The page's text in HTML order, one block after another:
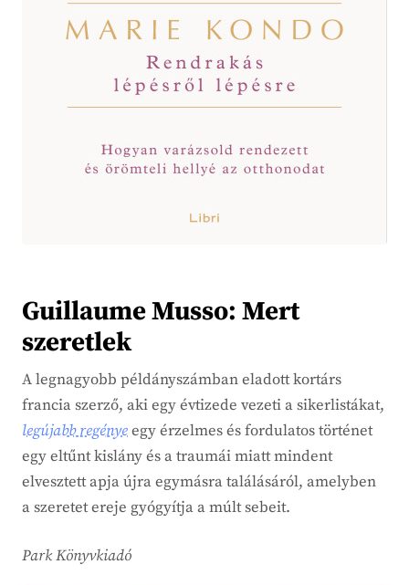
Guillaume Musso: Mert
szeretlek
A legnagyobb példányszámban eladott kortárs
francia szerző, aki egy évtizede vezeti a sikerlistákat,
legújabb regényeegy érzelmes és fordulatos történet
egy eltűnt kislány és a traumái miatt mindent
elvesztett apja újra egymásra találásáról, amelyben
a szeretet ereje gyógyítja a múlt sebeit.
Park Könyvkiadó